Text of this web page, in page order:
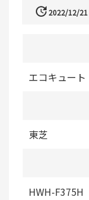
update2022/12/21
エコキュート
東芝
HWH-F375H